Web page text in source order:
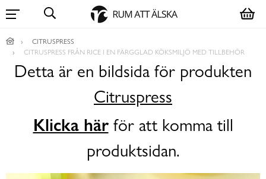
CITRUSPRESS
CITRUSPRESS FRÅN RICE I EN FÄRGGLAD KÖKSMILJÖ MED TILLBEHÖR
Detta är en bildsida för produkten
Citruspress
Klicka härför att komma till
produktsidan.